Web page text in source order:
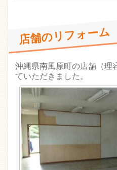
店舗のリフォーム
沖縄県南風原町の店舗（理
ていただきました。